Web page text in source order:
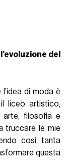
del
di moda è
liceo artistico,
arte, filosofia e
truccare le mie
così tanta
questa